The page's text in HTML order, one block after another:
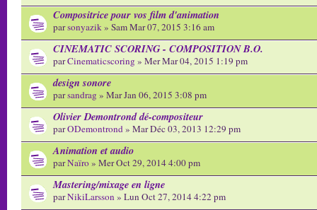
Compositrice pour vos film d'animation
parsonyazik» Sam Mar 07, 2015 3:16 am
CINEMATIC SCORING - COMPOSITION B.O.
parCinematicscoring » Mer Mar 04, 2015 1:19 pm
design sonore
parsandrag » Mar Jan 06, 2015 3:08 pm
Olivier Demontrond dé-compositeur
parODemontrond» Mar Déc 03, 2013 12:29 pm
Animation et audio
parNaïro» Mer Oct 29, 2014 4:00 pm
Mastering/mixage en ligne
parNikiLarsson » Lun Oct 27, 2014 4:22 pm